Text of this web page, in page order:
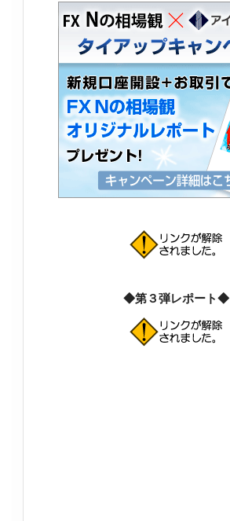
◆第３弾レポート◆